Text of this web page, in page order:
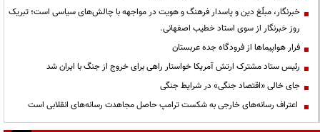
خبرنگار، مبلّغ دین و پاسدار فرهنگ و هویت در مواجهه با چالش‌های سیاسی است؛ تبریک
روز خبرنگار از سوی استاد خطیب اصفهانی.
فرار هواپیماها از فرودگاه جده عربستان
رئیس ستاد مشترک ارتش آمریکا خواستار راهی برای خروج از جنگ با ایران شد
جای خالی «اقتصاد جنگی» در شرایط جنگی
اعتراف رسانه‌های خارجی به شکست ترامپ حاصل مجاهدت رسانه‌های انقلابی است